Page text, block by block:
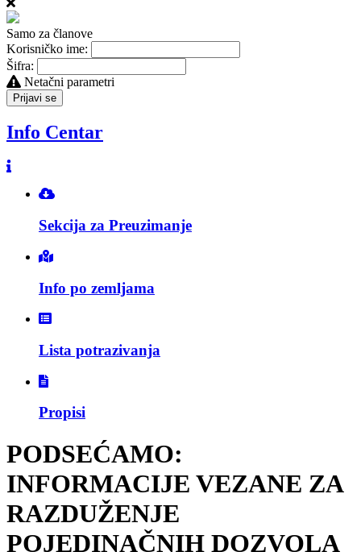
Samo za članove
Korisničko ime:
Šifra:
Netačni parametri
Prijavi se
Info Centar
Sekcija za Preuzimanje
Info po zemljama
Lista potrazivanja
Propisi
PODSEĆAMO:
INFORMACIJE VEZANE ZA
RAZDUŽENJE
POJEDINAČNIH DOZVOLA